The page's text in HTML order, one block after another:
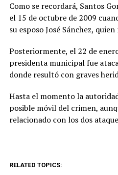
Como se recordará, Santos
el 15 de octubre de 2009
su esposo José Sánchez,
Posteriormente, el 22 de
presidenta municipal fue
donde resultó con graves
Hasta el momento la
posible móvil del crimen,
relacionado con los dos
RELATED TOPICS: